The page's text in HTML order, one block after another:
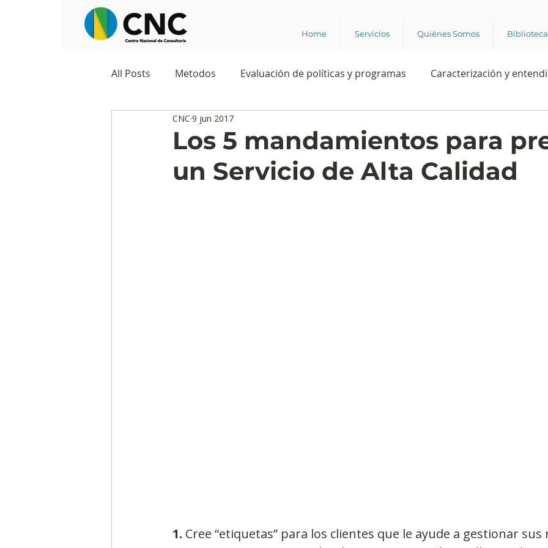
Home Servicios Quiénes Somos Biblioteca
All Posts Metodos Evaluación de políticas y programas Caracterización y
Observatorios sociales
Predicciones y tendencias Rating Política Intención de voto Consultas
Los 5 mandamientos para
un Servicio de Alta Calidad
CNC 9 jun 2017
1. Cree “etiquetas” para los clientes que le ayude a gestionar sus